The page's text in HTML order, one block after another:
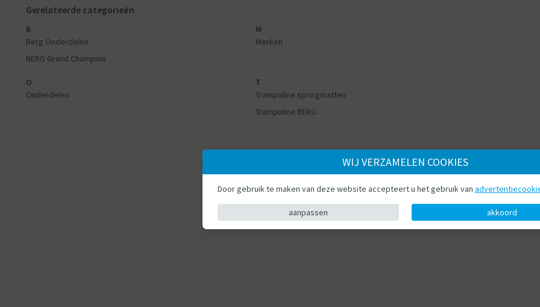
Gerelateerde categorieën
B
Berg Onderdelen
BERG Grand Champion
M
Merken
O
Onderdelen
T
Trampoline springmatten
Trampoline BERG
WIJ VERZAMELEN COOKIES
Door gebruik te maken van deze website accepteert u het gebruik van
aanpassen akkoord